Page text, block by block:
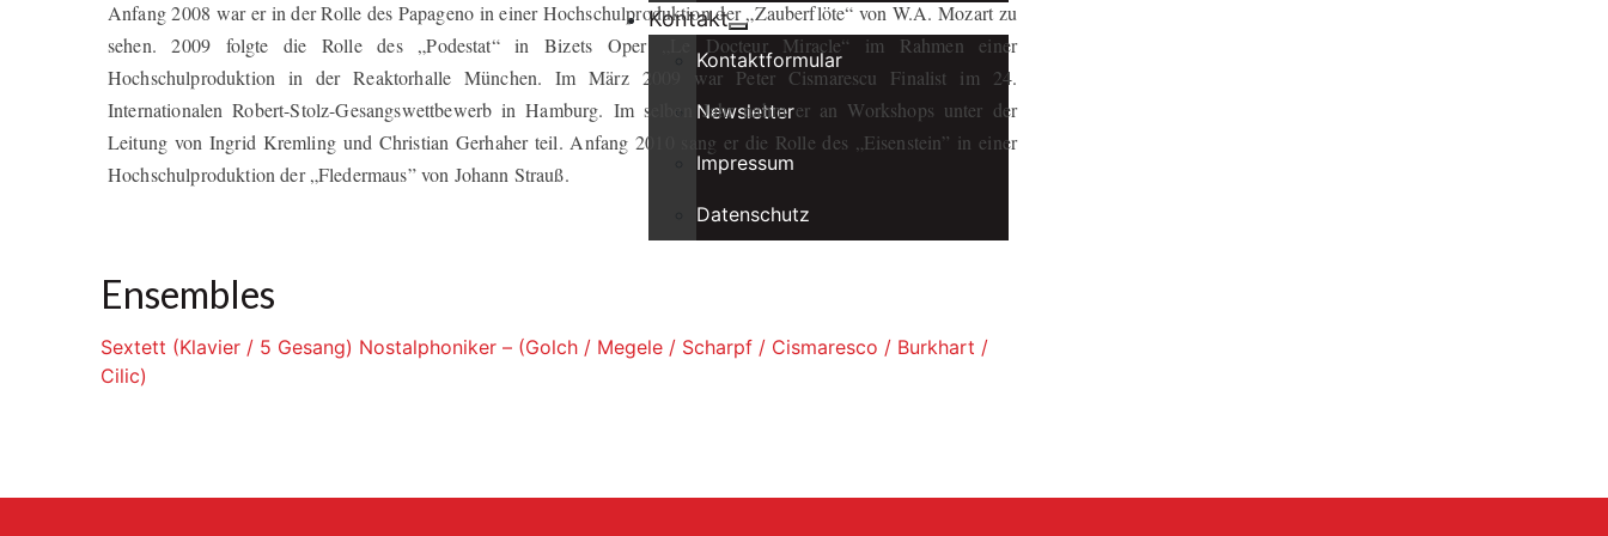
Kontakt
Kontaktformular
Newsletter
Impressum
Datenschutz
Anfang 2008 war er in der Rolle des Papageno in einer Hochschulproduktion der „Zauberflöte“ von W.A. Mozart zu
sehen. 2009 folgte die Rolle des „Podestat“ in Bizets Oper „Le Docteur Miracle“ im Rahmen einer
Hochschulproduktion in der Reaktorhalle München. Im März 2009 war Peter Cismarescu Finalist im 24.
Internationalen Robert-Stolz-Gesangswettbewerb in Hamburg. Im selben Jahr nahm er an Workshops unter der
Leitung von Ingrid Kremling und Christian Gerhaher teil. Anfang 2010 sang er die Rolle des „Eisenstein” in einer
Hochschulproduktion der „Fledermaus” von Johann Strauß.
Ensembles
Sextett (Klavier / 5 Gesang) Nostalphoniker – (Golch / Megele / Scharpf / Cismaresco / Burkhart /
Cilic)